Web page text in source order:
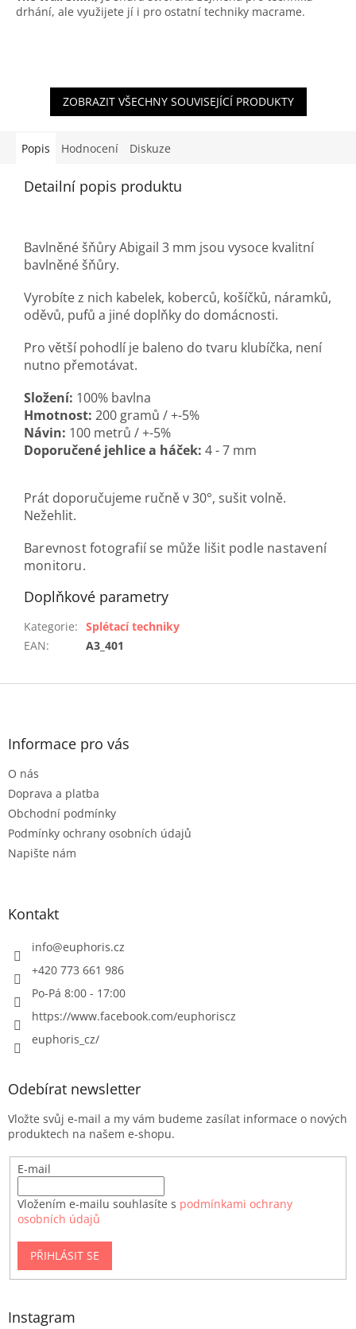
drhání, ale využijete jí i pro ostatní techniky macrame.
ZOBRAZIT VŠECHNY SOUVISEJÍCÍ PRODUKTY
Popis Hodnocení Diskuze
Detailní popis produktu
Bavlněné šňůry Abigail 3 mm jsou vysoce kvalitní
bavlněné šňůry.
Vyrobíte z nich kabelek, koberců, košíčků, náramků,
oděvů, pufů a jiné doplňky do domácnosti.
Pro větší pohodlí je baleno do tvaru klubíčka, není
nutno přemotávat.
Složení: 100% bavlna
Hmotnost: 200 gramů / +-5%
Návin: 100 metrů / +-5%
Doporučené jehlice a háček: 4 - 7 mm
Prát doporučujeme ručně v 30°, sušit volně.
Nežehlit.
Barevnost fotografií se může lišit podle nastavení
monitoru.
Doplňkové parametry
Kategorie: Splétací techniky
EAN: A3_401
Z
Informace pro vás
O nás
Doprava a platba
Obchodní podmínky
Podmínky ochrany osobních údajů
Napište nám
Kontakt
info@euphoris.cz
+420 773 661 986
Po-Pá 8:00 - 17:00
https://www.facebook.com/euphoriscz
euphoris_cz/
Odebírat newsletter
Vložte svůj e-mail a my vám budeme zasílat informace o nových
produktech na našem e-shopu.
E-mail
Vložením e-mailu souhlasíte s podmínkami ochrany
osobních údajů
PŘIHLÁSIT SE
Instagram